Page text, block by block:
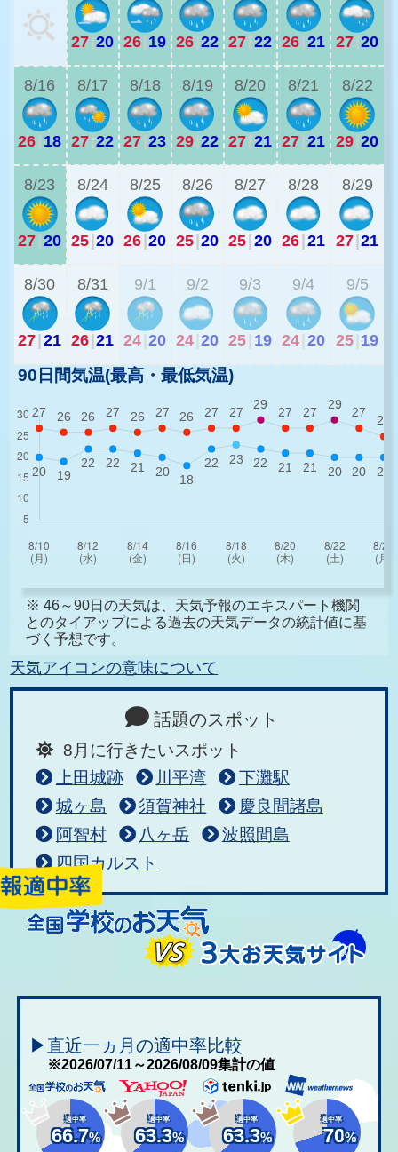
27|20 26|19 26|22 27|22 26|21 27|20
8/16
26| 18
8/17
27|22
8/18
27|23
8/19
29|22
8/20
27|21
8/21
27|21
8/22
29|20
8/23
27|20
8/24
25|20
8/25
26|20
8/26
25|20
8/27
25|20
8/28
26|21
8/29
27|21
8/30
27|21
8/31
26|21
9/1
24 20
9/2
24 20
9/3
25 19
9/4
24 20
9/5
25 19
90日間気温(最高・最低気温)
※ 46～90日の天気は、天気予報のエキスパート機関
とのタイアップによる過去の天気データの統計値に基
づく予想です。
天気アイコンの意味について
話題のスポット
8月に行きたいスポット
上田城跡
川平湾
下灘駅
城ヶ島
須賀神社
慶良間諸島
阿智村
八ヶ岳
波照間島
四国カルスト
▶直近一ヵ月の適中率比較
※2026/07/11～2026/08/09集計の値
適中率
66.7%
適中率
63.3%
適中率
63.3%
適中率
70%